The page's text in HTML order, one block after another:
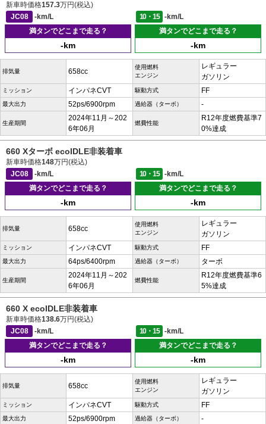
新車時価格157.3万円(税込)
JC08
-km/L 10・15
-km/L
満タンでどこまで走る？
-km
満タンでどこまで走る？
-km
排気量 658cc
使用燃料
エンジン
レギュラー
ガソリン
ミッション インパネCVT 駆動方式 FF
最大出力 52ps/6900rpm 過給器（ターボ） -
生産期間
2024年11月～202
6年06月
燃費性能
R12年度燃費基準7
0%達成
660 Xターボ ecoIDLE非装着車
新車時価格148万円(税込)
JC08
-km/L 10・15
-km/L
満タンでどこまで走る？
-km
満タンでどこまで走る？
-km
排気量 658cc
使用燃料
エンジン
レギュラー
ガソリン
ミッション インパネCVT 駆動方式 FF
最大出力 64ps/6400rpm 過給器（ターボ） ターボ
生産期間
2024年11月～202
6年06月
燃費性能
R12年度燃費基準6
5%達成
660 X ecoIDLE非装着車
新車時価格138.6万円(税込)
JC08
-km/L 10・15
-km/L
満タンでどこまで走る？
-km
満タンでどこまで走る？
-km
排気量 658cc
使用燃料
エンジン
レギュラー
ガソリン
ミッション インパネCVT 駆動方式 FF
最大出力 52ps/6900rpm 過給器（ターボ） -